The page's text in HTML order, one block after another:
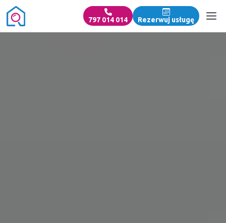
797 014 014 Rezerwuj usługę